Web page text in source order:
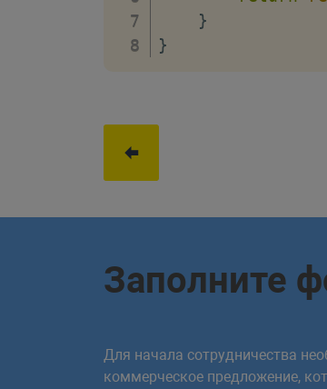
}
}
Заполните
Для начала сотрудничества
коммерческое предложение,